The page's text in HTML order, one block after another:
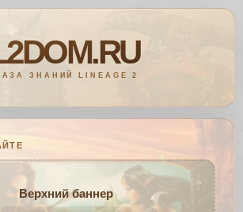
Верхний баннер